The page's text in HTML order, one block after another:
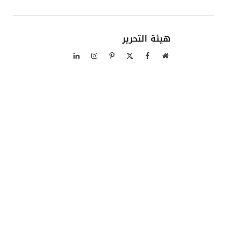
هيئة التحرير
موقع فيسبوك بينتيريستالانستغراملينكدإن